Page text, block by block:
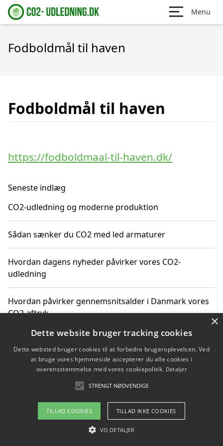
Menu
Fodboldmål til haven
Fodboldmål til haven
https://fodboldmaal-til-haven.dk/
Seneste indlæg
CO2-udledning og moderne produktion
Sådan sænker du CO2 med led armaturer
Hvordan dagens nyheder påvirker vores CO2-
udledning
Hvordan påvirker gennemsnitsalder i Danmark vores
CO2-aftryk
Hvordan nyheder om CO2-udledning påvirker vores
hverdag
Om / kontakt
Blog Betingelser
×
Dette website bruger tracking cookies
Dette websted bruger cookies til at forbedre brugeroplevelsen. Ved
at bruge vores hjemmeside accepterer du alle cookies i
overensstemmelse med vores cookiepolitik. Detaljer
STRENGT NØDVENDIGE
TILLAD COOKIES TILLAD IKKE COOKIES
VIS DETALJER